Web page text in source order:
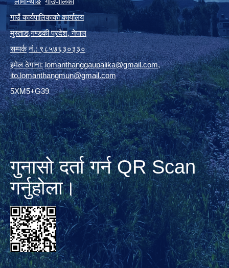
गाउँ कार्यपालिकाको कार्यालय
मुस्ताङ,गण्डकी प्रदेश,नेपाल
सम्पर्क नं.: ९८५७६३०३३०
इमेल ठेगाना: lomanthanggaupalika@gmail.com,
ito.lomanthangmun@gmail.com
5XM5+G39
गुनासो दर्ता गर्न QR Scan
गर्नुहोला।